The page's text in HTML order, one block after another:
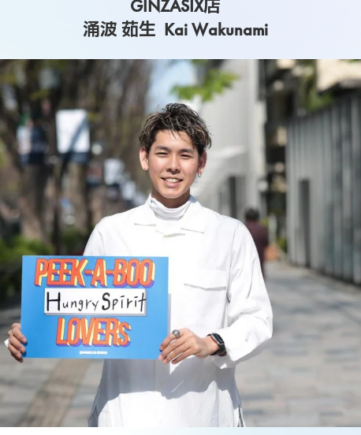
GINZASIX店
涌波 茹生 Kai Wakunami